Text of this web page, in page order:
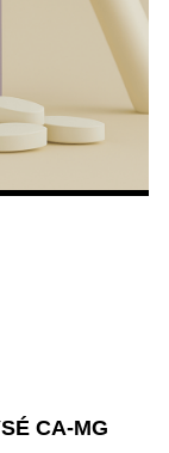
CA-MG